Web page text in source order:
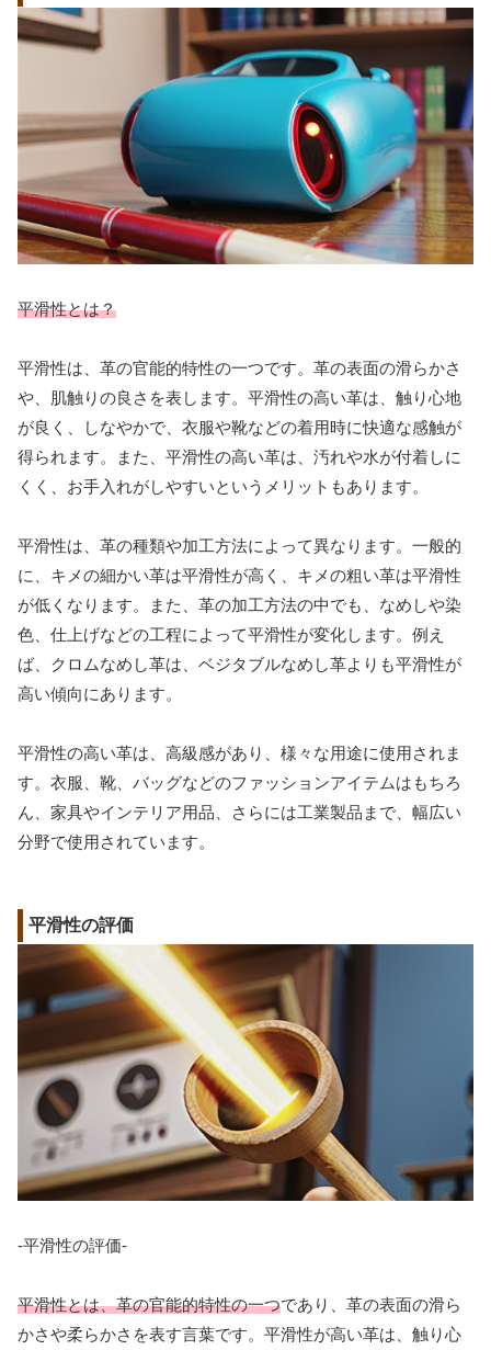
平滑性とは？
平滑性は、革の官能的特性の一つです。革の表面の滑らかさ
や、肌触りの良さを表します。平滑性の高い革は、触り心地
が良く、しなやかで、衣服や靴などの着用時に快適な感触が
得られます。また、平滑性の高い革は、汚れや水が付着しに
くく、お手入れがしやすいというメリットもあります。
平滑性は、革の種類や加工方法によって異なります。一般的
に、キメの細かい革は平滑性が高く、キメの粗い革は平滑性
が低くなります。また、革の加工方法の中でも、なめしや染
色、仕上げなどの工程によって平滑性が変化します。例え
ば、クロムなめし革は、ベジタブルなめし革よりも平滑性が
高い傾向にあります。
平滑性の高い革は、高級感があり、様々な用途に使用されま
す。衣服、靴、バッグなどのファッションアイテムはもちろ
ん、家具やインテリア用品、さらには工業製品まで、幅広い
分野で使用されています。
平滑性の評価
-平滑性の評価-
平滑性とは、革の官能的特性の一つであり、革の表面の滑ら
かさや柔らかさを表す言葉です。平滑性が高い革は、触り心